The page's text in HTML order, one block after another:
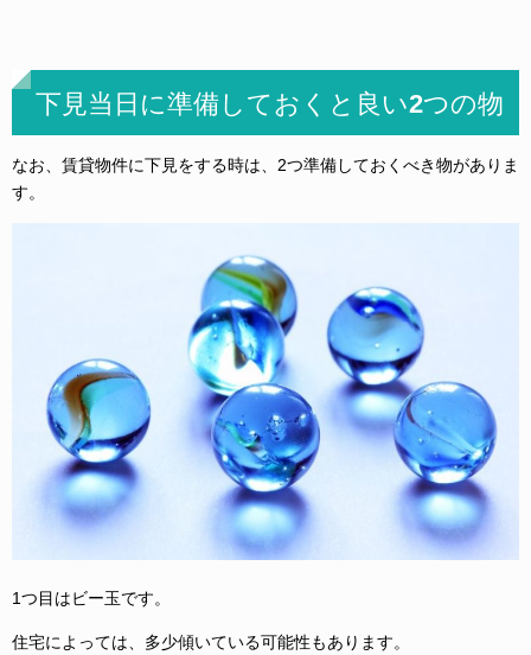
下見当日に準備しておくと良い2つの物
なお、賃貸物件に下見をする時は、2つ準備しておくべき物がありま
す。
1つ目はビー玉です。
住宅によっては、多少傾いている可能性もあります。